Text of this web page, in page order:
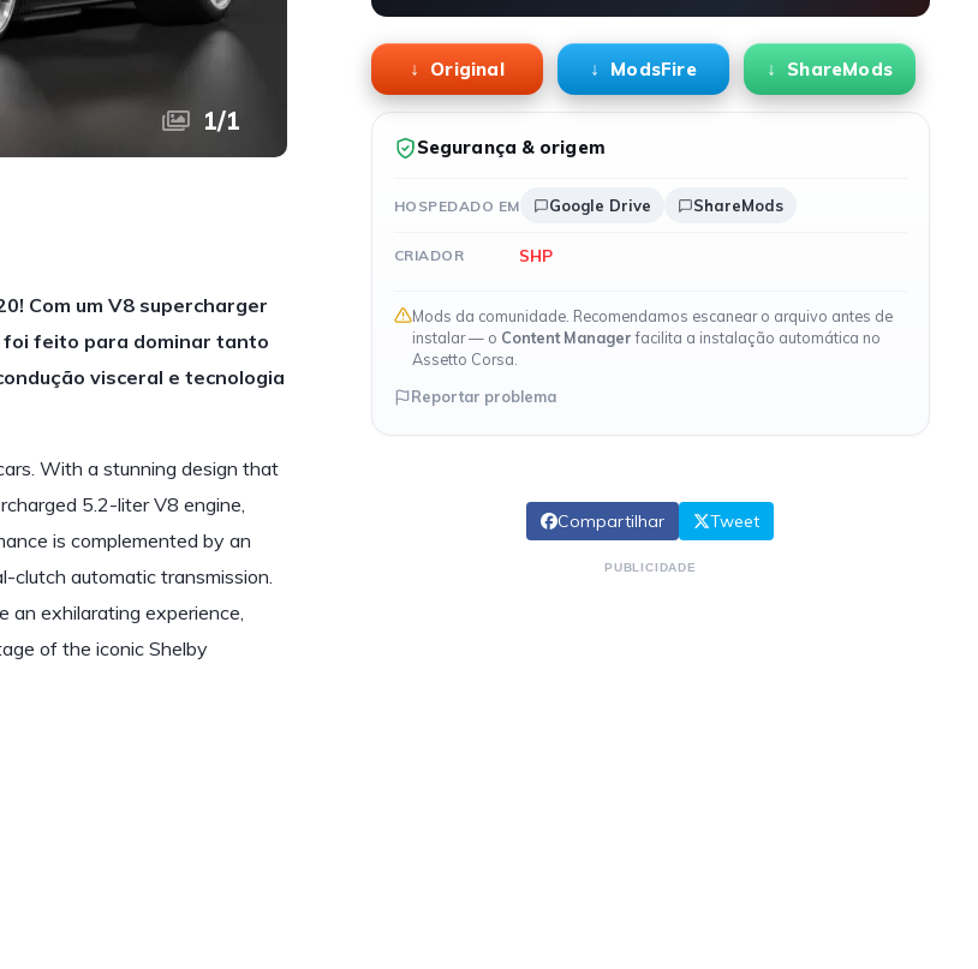
1/1
Com um V8 supercharger
foi feito para dominar tanto
visceral e tecnologia
With a stunning design that
5.2-liter V8 engine,
is complemented by an
clutch automatic transmission.
an exhilarating experience,
of the iconic Shelby
Original ModsFire ShareMods
Segurança & origem
HOSPEDADO EM Google Drive ShareMods
CRIADOR SHP
Mods da comunidade. Recomendamos escanear o arquivo antes de
instalar — o Content Managerfacilita a instalação automática no
Assetto Corsa.
Reportar problema
Compartilhar Tweet
PUBLICIDADE